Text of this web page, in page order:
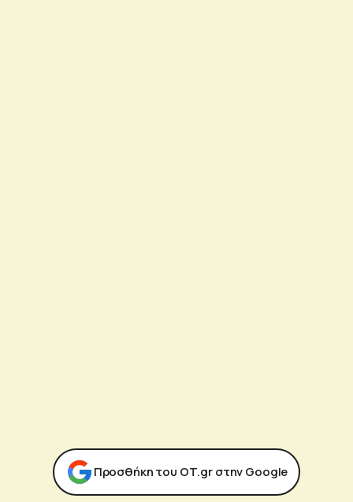
Προσθήκη του ΟΤ.gr στην Google